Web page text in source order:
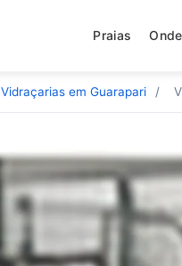
Praias
Vidraçarias em Guarapari /